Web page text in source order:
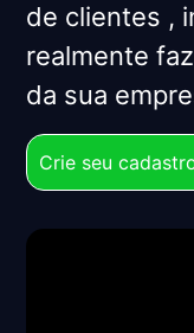
de clientes ,
realmente
da sua
Crie seu